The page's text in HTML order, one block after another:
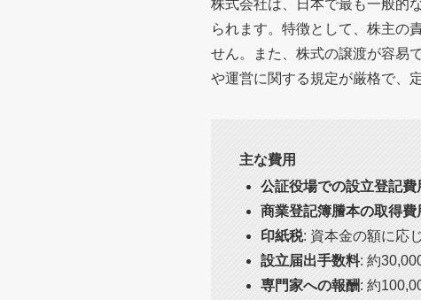
株式会社は、日本で最も一般的
られます。特徴として、株主の
せん。また、株式の譲渡が容易
や運営に関する規定が厳格で、
主な費用
公証役場での設立登記費
商業登記簿謄本の取得費
印紙税: 資本金の額に応
設立届出手数料: 約
専門家への報酬: 約